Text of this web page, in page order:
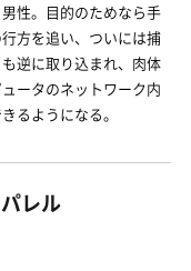
性。目的のためなら手
方を追い、ついには捕
逆に取り込まれ、肉体
ータのネットワーク内
るようになる。
レル